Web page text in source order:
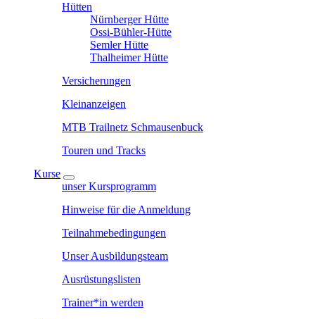
Hütten
Nürnberger Hütte
Ossi-Bühler-Hütte
Semler Hütte
Thalheimer Hütte
Versicherungen
Kleinanzeigen
MTB Trailnetz Schmausenbuck
Touren und Tracks
Kurse
unser Kursprogramm
Hinweise für die Anmeldung
Teilnahmebedingungen
Unser Ausbildungsteam
Ausrüstungslisten
Trainer*in werden